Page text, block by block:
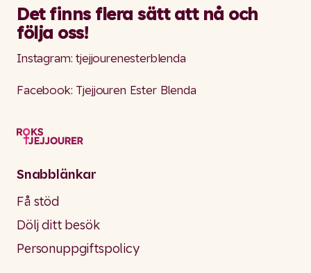
Det finns flera sätt att nå och
följa oss!
Instagram: tjejjourenesterblenda
Facebook: Tjejjouren Ester Blenda
Snabblänkar
Få stöd
Dölj ditt besök
Personuppgiftspolicy